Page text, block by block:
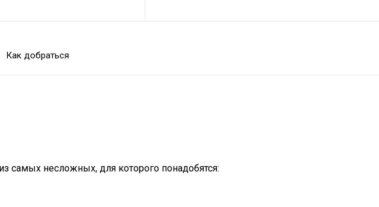
Как добраться
самых несложных, для которого понадобятся: